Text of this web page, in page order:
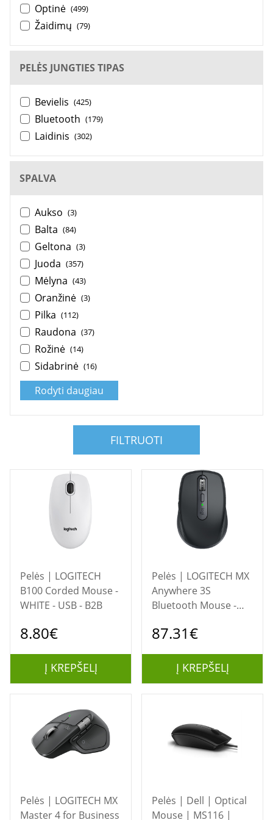
Optinė (499)
Žaidimų (79)
PELĖS JUNGTIES TIPAS
Bevielis (425)
Bluetooth (179)
Laidinis (302)
SPALVA
Aukso (3)
Balta (84)
Geltona (3)
Juoda (357)
Mėlyna (43)
Oranžinė (3)
Pilka (112)
Raudona (37)
Rožinė (14)
Sidabrinė (16)
Rodyti daugiau
FILTRUOTI
Pelės | LOGITECH
B100 Corded Mouse -
WHITE - USB - B2B
8.80€
Į KREPŠELĮ
Pelės | LOGITECH MX
Anywhere 3S
Bluetooth Mouse -
87.31€
Į KREPŠELĮ
Pelės | LOGITECH MX
Master 4 for Business
Pelės | Dell | Optical
Mouse | MS116 |